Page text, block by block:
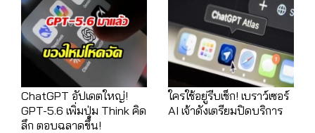
ChatGPT อัปเดตใหญ่!
GPT-5.6 เพิ่มปุ่ม Think คิด
ลึก ตอบฉลาดขึ้น!
ใครใช้อยู่รีบเช็ก! เบราว์เซอร์
AI เจ้าดังเตรียมปิดบริการ